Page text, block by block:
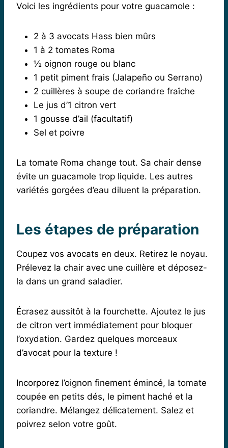
Voici les ingrédients pour votre guacamole :
2 à 3 avocats Hass bien mûrs
1 à 2 tomates Roma
½ oignon rouge ou blanc
1 petit piment frais (Jalapeño ou Serrano)
2 cuillères à soupe de coriandre fraîche
Le jus d’1 citron vert
1 gousse d’ail (facultatif)
Sel et poivre
La tomate Roma change tout. Sa chair dense
évite un guacamole trop liquide. Les autres
variétés gorgées d’eau diluent la préparation.
Les étapes de préparation
Coupez vos avocats en deux. Retirez le noyau.
Prélevez la chair avec une cuillère et déposez-
la dans un grand saladier.
Écrasez aussitôt à la fourchette. Ajoutez le jus
de citron vert immédiatement pour bloquer
l’oxydation. Gardez quelques morceaux
d’avocat pour la texture !
Incorporez l’oignon finement émincé, la tomate
coupée en petits dés, le piment haché et la
coriandre. Mélangez délicatement. Salez et
poivrez selon votre goût.